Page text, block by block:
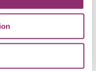
korte toelichting op
verhaal verdient het